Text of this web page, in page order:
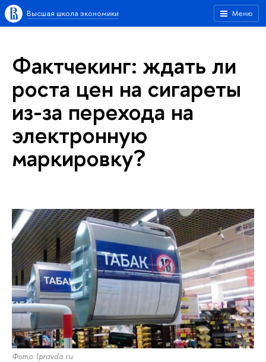
Меню
Высшая школа экономики
Фактчекинг: ждать ли
роста цен на сигареты
из-за перехода на
электронную
маркировку?
Фото: lpravda.ru